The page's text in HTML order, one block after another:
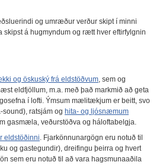
og umræður verður skipt í minni
á hugmyndum og rætt hver eftirfylgnin
og öskuský frá eldstöðvum, sem og
eldfjöllum, m.a. með það markmið að geta
í lofti. Ýmsum mælitækjum er beitt, svo
ratsjám og hita- og ljósnæmum
gasmæla, veðurstöðva og háloftabelgja.
eldstöðinni. Fjarkönnunargögn eru notuð til
og gastegundir), dreifingu þeirra og hvert
sem eru notuð til að vara hagsmunaaðila